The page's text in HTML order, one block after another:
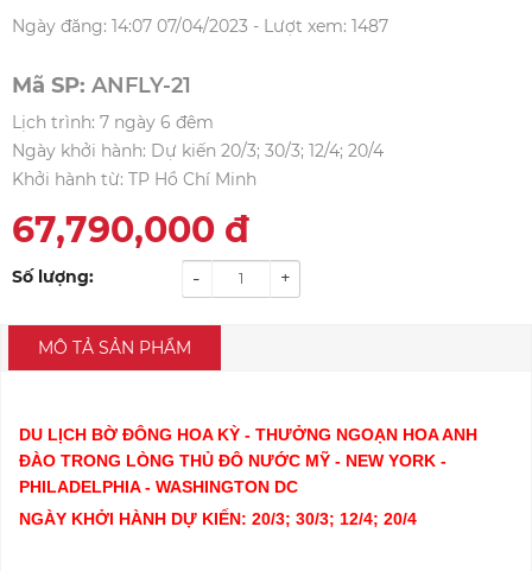
Ngày đăng: 14:07 07/04/2023 - Lượt xem: 1487
Mã SP: ANFLY-21
Lịch trình: 7 ngày 6 đêm
Ngày khởi hành: Dự kiến 20/3; 30/3; 12/4; 20/4
Khởi hành từ: TP Hồ Chí Minh
67,790,000 đ
Số lượng: +
-
MÔ TẢ SẢN PHẨM
DU LỊCH BỜ ĐÔNG HOA KỲ - THƯỞNG NGOẠN HOA ANH
ĐÀO TRONG LÒNG THỦ ĐÔ NƯỚC MỸ - NEW YORK -
PHILADELPHIA - WASHINGTON DC
NGÀY KHỞI HÀNH DỰ KIẾN: 20/3; 30/3; 12/4; 20/4